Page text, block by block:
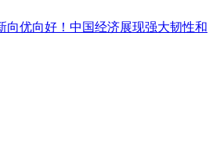
向优向好！中国经济展现强大韧性和